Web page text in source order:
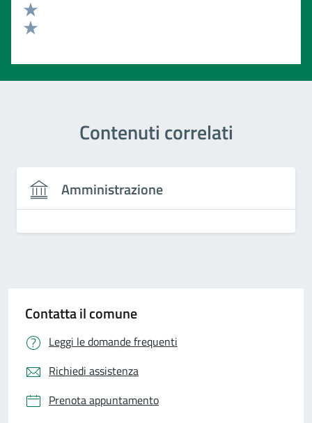
Valuta 3 stelle su 5
Valuta 2 stelle su 5
Contenuti correlati
Amministrazione
Contatta il comune
Leggi le domande frequenti
Richiedi assistenza
Prenota appuntamento